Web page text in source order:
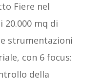
Fiere nel
20.000 mq di
strumentazioni
con 6 focus:
della